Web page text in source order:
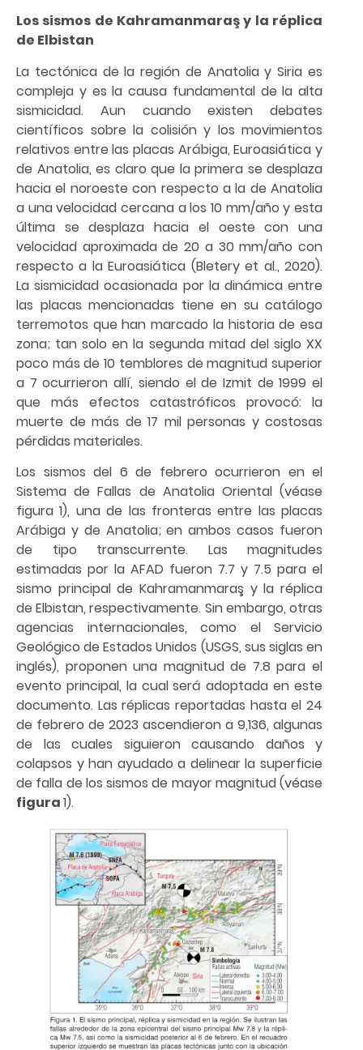
Los sismos de Kahramanmaraş y la réplica
de Elbistan
La tectónica de la región de Anatolia y Siria es
compleja y es la causa fundamental de la alta
sismicidad. Aun cuando existen debates
científicos sobre la colisión y los movimientos
relativos entre las placas Arábiga, Euroasiática y
de Anatolia, es claro que la primera se desplaza
hacia el noroeste con respecto a la de Anatolia
a una velocidad cercana a los 10 mm/año y esta
última se desplaza hacia el oeste con una
velocidad aproximada de 20 a 30 mm/año con
respecto a la Euroasiática (Bletery et al., 2020).
La sismicidad ocasionada por la dinámica entre
las placas mencionadas tiene en su catálogo
terremotos que han marcado la historia de esa
zona; tan solo en la segunda mitad del siglo XX
poco más de 10 temblores de magnitud superior
a 7 ocurrieron allí, siendo el de Izmit de 1999 el
que más efectos catastróficos provocó: la
muerte de más de 17 mil personas y costosas
pérdidas materiales.
Los sismos del 6 de febrero ocurrieron en el
Sistema de Fallas de Anatolia Oriental (véase
figura 1), una de las fronteras entre las placas
Arábiga y de Anatolia; en ambos casos fueron
de tipo transcurrente. Las magnitudes
estimadas por la AFAD fueron 7.7 y 7.5 para el
sismo principal de Kahramanmaraş y la réplica
de Elbistan, respectivamente. Sin embargo, otras
agencias internacionales, como el Servicio
Geológico de Estados Unidos (USGS, sus siglas en
inglés), proponen una magnitud de 7.8 para el
evento principal, la cual será adoptada en este
documento. Las réplicas reportadas hasta el 24
de febrero de 2023 ascendieron a 9,136, algunas
de las cuales siguieron causando daños y
colapsos y han ayudado a delinear la superficie
de falla de los sismos de mayor magnitud (véase
figura1).